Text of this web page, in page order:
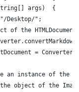
args)  {
"/Desktop/";
of the
=
an instance of
the object of the